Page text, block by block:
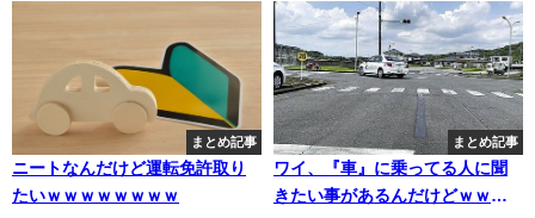
まとめ記事
ニートなんだけど運転免許取り
たいｗｗｗｗｗｗｗｗ
まとめ記事
ワイ、『車』に乗ってる人に聞
きたい事があるんだけどｗｗｗ